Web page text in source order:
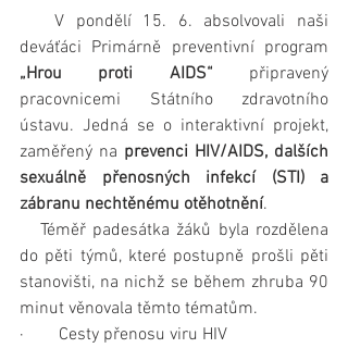
V pondělí 15. 6. absolvovali naši
„Hrou proti AIDS“ připravený
pracovnicemi Státního zdravotního
ústavu. Jedná se o interaktivní projekt,
zaměřený na prevenci HIV/AIDS, dalších
sexuálně přenosných infekcí (STI) a
zábranu nechtěnému otěhotnění.
Téměř padesátka žáků byla rozdělena
do pěti týmů, které postupně prošli pěti
stanovišti, na nichž se během zhruba 90
minut věnovala těmto tématům.
·        Cesty přenosu viru HIV